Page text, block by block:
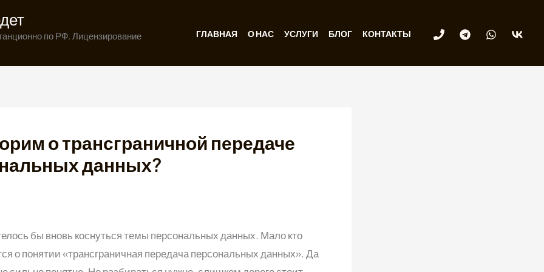
по РФ. Лицензирование
ГЛАВНАЯ О НАС УСЛУГИ БЛОГ КОНТАКТЫ
о трансграничной передаче
данных?
бы вновь коснуться темы персональных данных. Мало кто
о понятии «трансграничная передача персональных данных». Да